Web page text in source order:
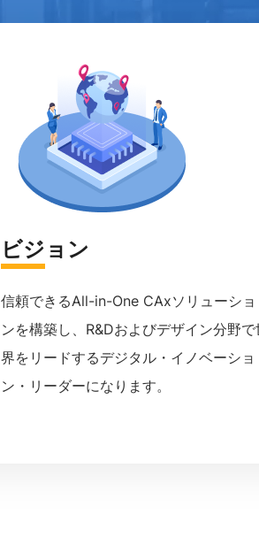
ビジョン
信頼できるAll-in-One CAxソリューショ
ンを構築し、R&Dおよびデザイン分野で
界をリードするデジタル・イノベーショ
ン・リーダーになります。